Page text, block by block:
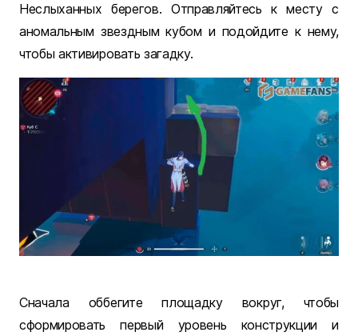
Неслыханных берегов. Отправляйтесь к месту с
аномальным звездным кубом и подойдите к нему,
чтобы активировать загадку.
Сначала оббегите площадку вокруг, чтобы
сформировать первый уровень конструкции и